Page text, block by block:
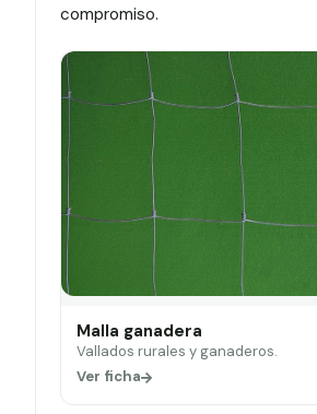
compromiso.
Malla ganadera
Vallados rurales y ganaderos.
Ver ficha